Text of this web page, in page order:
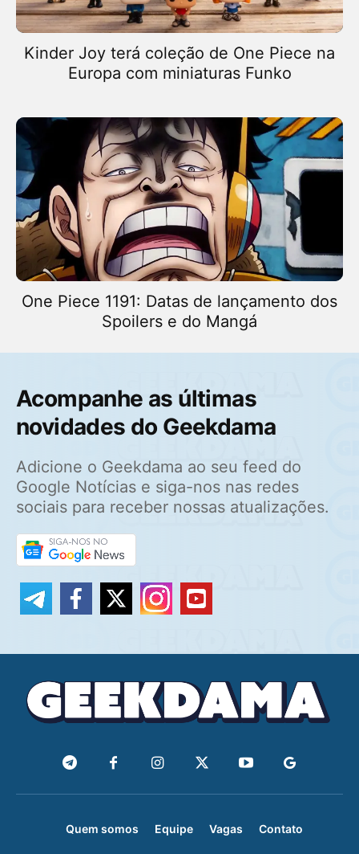
Kinder Joy terá coleção de One Piece na
Europa com miniaturas Funko
One Piece 1191: Datas de lançamento dos
Spoilers e do Mangá
Acompanhe as últimas
novidades do Geekdama
Adicione o Geekdama ao seu feed do
Google Notícias e siga-nos nas redes
sociais para receber nossas atualizações.
Quem somos Equipe Vagas Contato